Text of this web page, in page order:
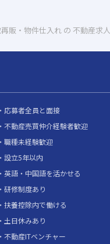
販・物件仕入れ の 不動産求人
応募者全員と面接
不動産売買仲介経験者歓迎
職種未経験歓迎
設立5年以内
英語・中国語を活かせる
研修制度あり
扶養控除内で働ける
土日休みあり
不動産ITベンチャー